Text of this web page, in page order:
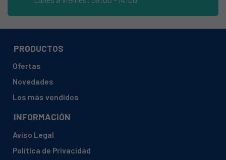
BAUMATIC, BWMI1407
BAUMATIC, BWMI1407.1
BAUMATIC, BWMI147D-80 (UK)
BAUMATIC, BWMI148D-80 (UK)
BRANDT, 31800214 BWW574I
PRODUCTOS
Ofertas
Novedades
Los más vendidos
INFORMACIÓN
Aviso Legal
Política de Privacidad